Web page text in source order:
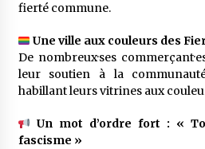
fierté commune.
Une ville aux couleurs des
De nombreux·ses
leur soutien à la
habillant leurs vitrines aux
Un mot d’ordre fort : «
fascisme »